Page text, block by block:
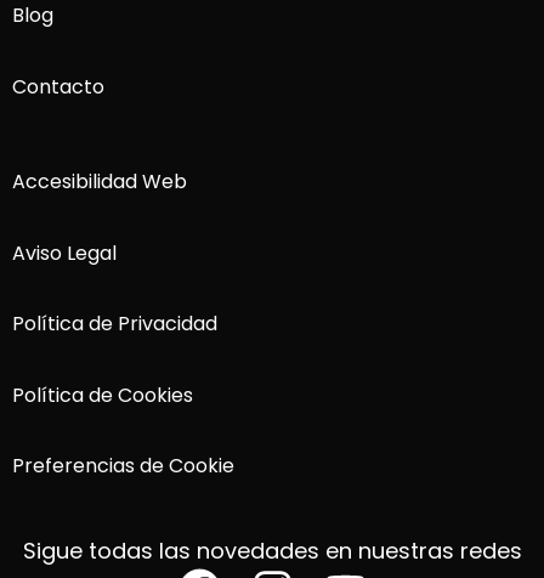
Blog
Contacto
Accesibilidad Web
Aviso Legal
Política de Privacidad
Política de Cookies
Preferencias de Cookie
Sigue todas las novedades en nuestras redes